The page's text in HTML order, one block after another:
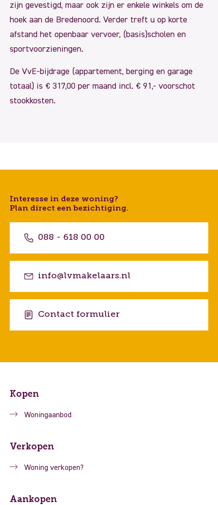
zijn gevestigd, maar ook zijn er enkele winkels om de
hoek aan de Bredenoord. Verder treft u op korte
afstand het openbaar vervoer, (basis)scholen en
sportvoorzieningen.
De VvE-bijdrage (appartement, berging en garage
totaal) is € 317,00 per maand incl. € 91,- voorschot
stookkosten.
Interesse in deze woning?
Plan direct een bezichtiging.
088 - 618 00 00
info@lvmakelaars.nl
Contact formulier
Kopen
Woningaanbod
Verkopen
Woning verkopen?
Aankopen